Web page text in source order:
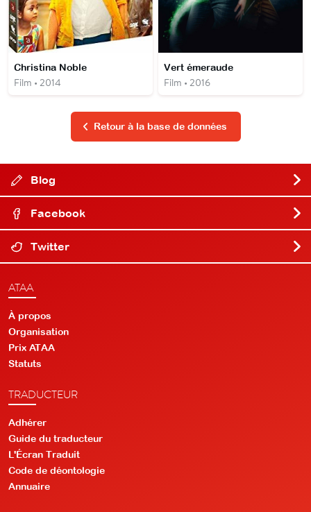
Christina Noble
Film • 2014
Vert émeraude
Film • 2016
Retour à la base de données
Blog
Facebook
Twitter
ATAA
À propos
Organisation
Prix ATAA
Statuts
TRADUCTEUR
Adhérer
Guide du traducteur
L'Écran Traduit
Code de déontologie
Annuaire